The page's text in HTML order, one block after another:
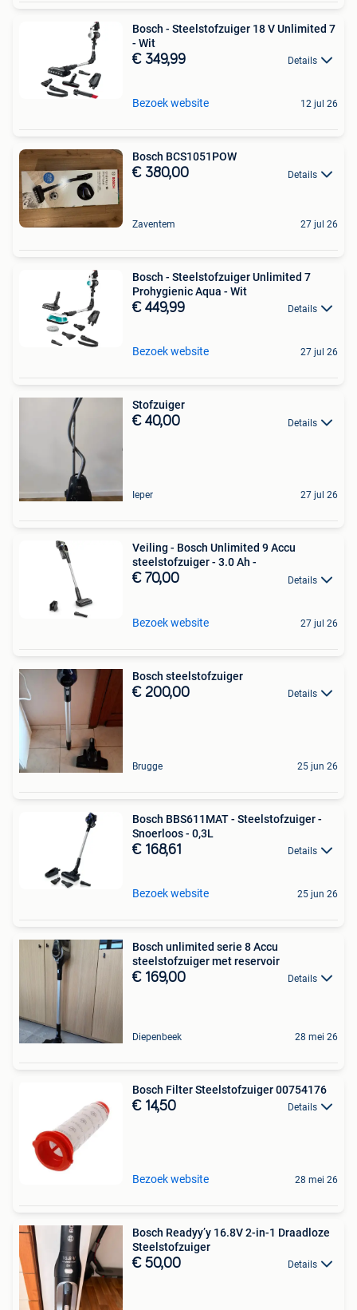
Bosch - Steelstofzuiger 18 V Unlimited 7
- Wit
€ 349,99 Details
Bezoek website 12 jul 26
Bosch BCS1051POW
€ 380,00 Details
Zaventem 27 jul 26
Bosch - Steelstofzuiger Unlimited 7
Prohygienic Aqua - Wit
€ 449,99 Details
Bezoek website 27 jul 26
Stofzuiger
€ 40,00 Details
Ieper 27 jul 26
Veiling - Bosch Unlimited 9 Accu
steelstofzuiger - 3.0 Ah -
€ 70,00 Details
Bezoek website 27 jul 26
Bosch steelstofzuiger
€ 200,00 Details
Brugge 25 jun 26
Bosch BBS611MAT - Steelstofzuiger -
Snoerloos - 0,3L
€ 168,61 Details
Bezoek website 25 jun 26
Bosch unlimited serie 8 Accu
steelstofzuiger met reservoir
€ 169,00 Details
Diepenbeek 28 mei 26
Bosch Filter Steelstofzuiger 00754176
€ 14,50 Details
Bezoek website 28 mei 26
Bosch Readyy’y 16.8V 2-in-1 Draadloze
Steelstofzuiger
€ 50,00 Details